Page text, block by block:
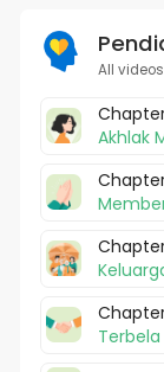
All
Chapter
Akhlak
Terbela